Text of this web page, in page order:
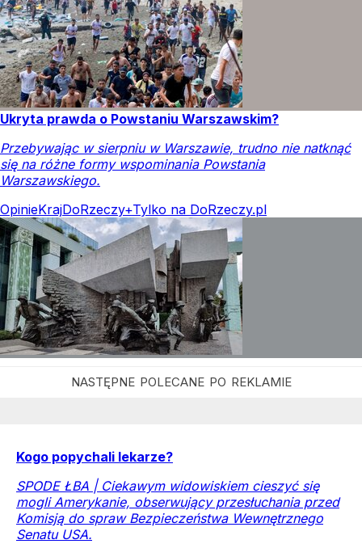
Ukryta prawda o Powstaniu Warszawskim?
Przebywając w sierpniu w Warszawie, trudno nie natknąć
się na różne formy wspominania Powstania
Warszawskiego.
OpinieKrajDoRzeczy+Tylko na DoRzeczy.pl
Kogo popychali lekarze?
SPODE ŁBA | Ciekawym widowiskiem cieszyć się
mogli Amerykanie, obserwujący przesłuchania przed
Komisją do spraw Bezpieczeństwa Wewnętrznego
Senatu USA.